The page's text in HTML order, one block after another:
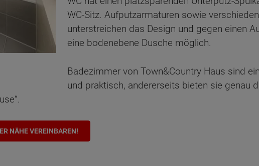
WC-Sitz. Aufputzarmaturen sowie
unterstreichen das Design und gegen einen
eine bodenebene Dusche möglich.
Badezimmer von Town&Country Haus sind
und praktisch, andererseits bieten sie genau
NÄHE VEREINBAREN!